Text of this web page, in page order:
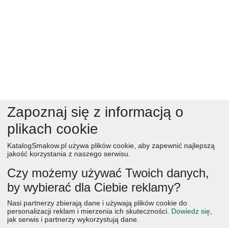
salatki
boże narodzenie warzywa wielkanoc
przekaski
dania główne
jajka wegetariańskie czekolada
Zapoznaj się z informacją o
plikach cookie
KatalogSmakow.pl używa plików cookie, aby zapewnić najlepszą
jakość korzystania z naszego serwisu.
Czy możemy używać Twoich danych,
by wybierać dla Ciebie reklamy?
Nasi partnerzy zbierają dane i używają plików cookie do
personalizacji reklam i mierzenia ich skuteczności. Dowiedz się
jak serwis i partnerzy wykorzystują dane.